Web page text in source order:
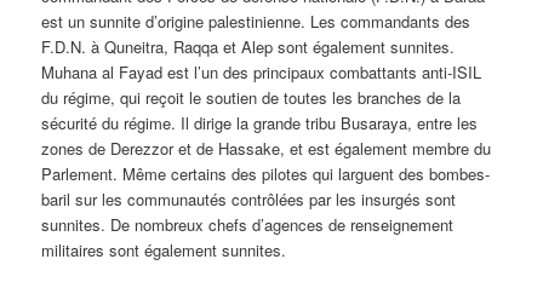
est un sunnite d’origine palestinienne. Les commandants des
F.D.N. à Quneitra, Raqqa et Alep sont également sunnites.
Muhana al Fayad est l’un des principaux combattants anti-ISIL
du régime, qui reçoit le soutien de toutes les branches de la
sécurité du régime. Il dirige la grande tribu Busaraya, entre les
zones de Derezzor et de Hassake, et est également membre du
Parlement. Même certains des pilotes qui larguent des bombes-
baril sur les communautés contrôlées par les insurgés sont
sunnites. De nombreux chefs d’agences de renseignement
militaires sont également sunnites.